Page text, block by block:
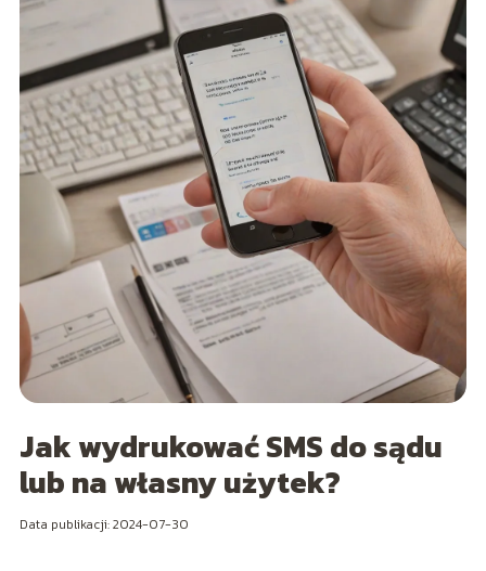
Jak wydrukować SMS do sądu
lub na własny użytek?
Data publikacji: 2024-07-30